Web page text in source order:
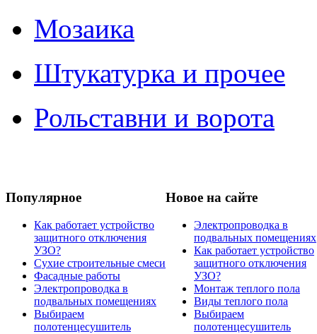
Мозаика
Штукатурка и прочее
Рольставни и ворота
Популярное
Как работает устройство
защитного отключения
УЗО?
Сухие строительные смеси
Фасадные работы
Электропроводка в
подвальных помещениях
Выбираем
полотенцесушитель
Новое на сайте
Электропроводка в
подвальных помещениях
Как работает устройство
защитного отключения
УЗО?
Монтаж теплого пола
Виды теплого пола
Выбираем
полотенцесушитель